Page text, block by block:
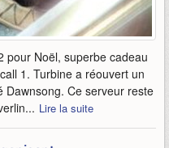
pour Noël, superbe cadeau
1. Turbine a réouvert un
Dawnsong. Ce serveur reste
Lire la suite